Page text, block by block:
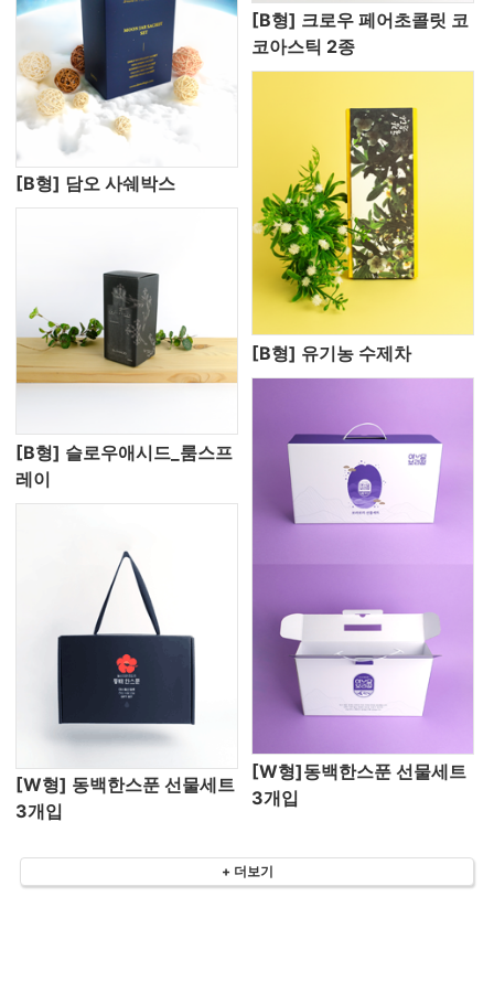
[B형] 담오 사쉐박스
[B형] 크로우 페어초콜릿 코
코아스틱 2종
[B형] 슬로우애시드_룸스프
레이
[B형] 유기농 수제차
[W형] 동백한스푼 선물세트
3개입
[W형]동백한스푼 선물세트
3개입
+ 더보기